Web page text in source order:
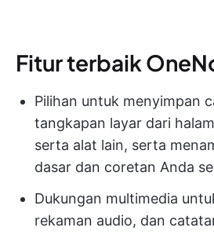
Fitur terbaik
Pilihan untuk menyimpan
tangkapan layar dari
serta alat lain, serta
dasar dan coretan Anda
Dukungan multimedia
rekaman audio, dan